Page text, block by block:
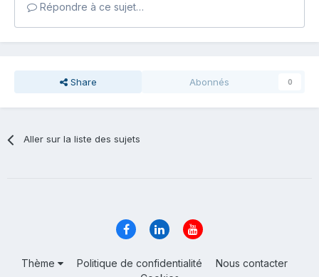
Répondre à ce sujet…
Share Abonnés 0
Aller sur la liste des sujets
Thème Politique de confidentialité
Nous contacter